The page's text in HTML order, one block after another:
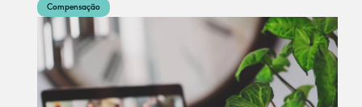
Compensação